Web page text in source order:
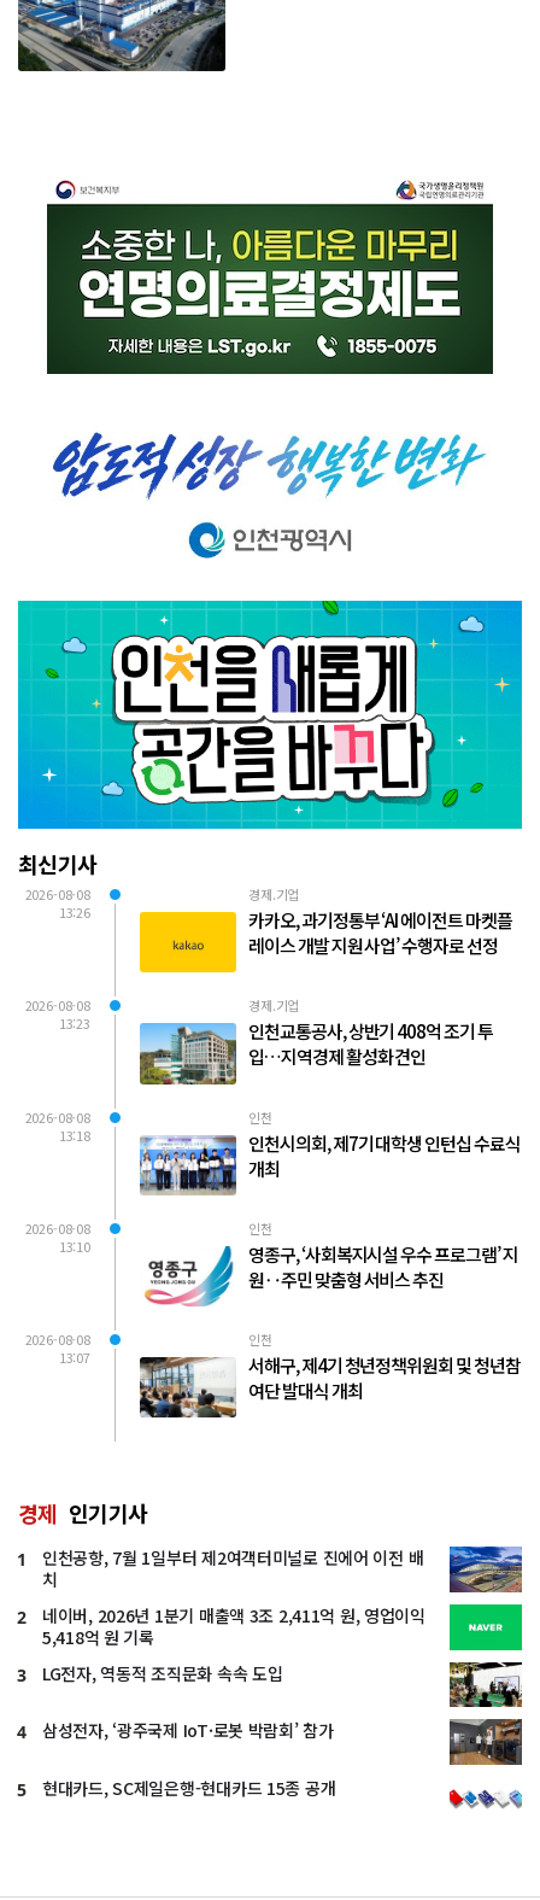
최신기사
2026-08-08
13:26
경제.기업
카카오, 과기정통부 ‘AI 에이전트 마켓플
레이스 개발 지원 사업’ 수행자로 선정
2026-08-08
13:23
경제.기업
인천교통공사, 상반기 408억 조기 투
입…지역경제 활성화 견인
2026-08-08
13:18
인천
인천시의회, 제7기 대학생 인턴십 수료식
개최
2026-08-08
13:10
인천
영종구, ‘사회복지시설 우수 프로그램’ 지
원‥주민 맞춤형 서비스 추진
2026-08-08
13:07
인천
서해구, 제4기 청년정책위원회 및 청년참
여단 발대식 개최
경제 인기기사
1
인천공항, 7월 1일부터 제2여객터미널로 진에어 이전 배
치
2
네이버, 2026년 1분기 매출액 3조 2,411억 원, 영업이익
5,418억 원 기록
3 LG전자, 역동적 조직문화 속속 도입
4 삼성전자, ‘광주국제 IoT·로봇 박람회’ 참가
5 현대카드, SC제일은행-현대카드 15종 공개